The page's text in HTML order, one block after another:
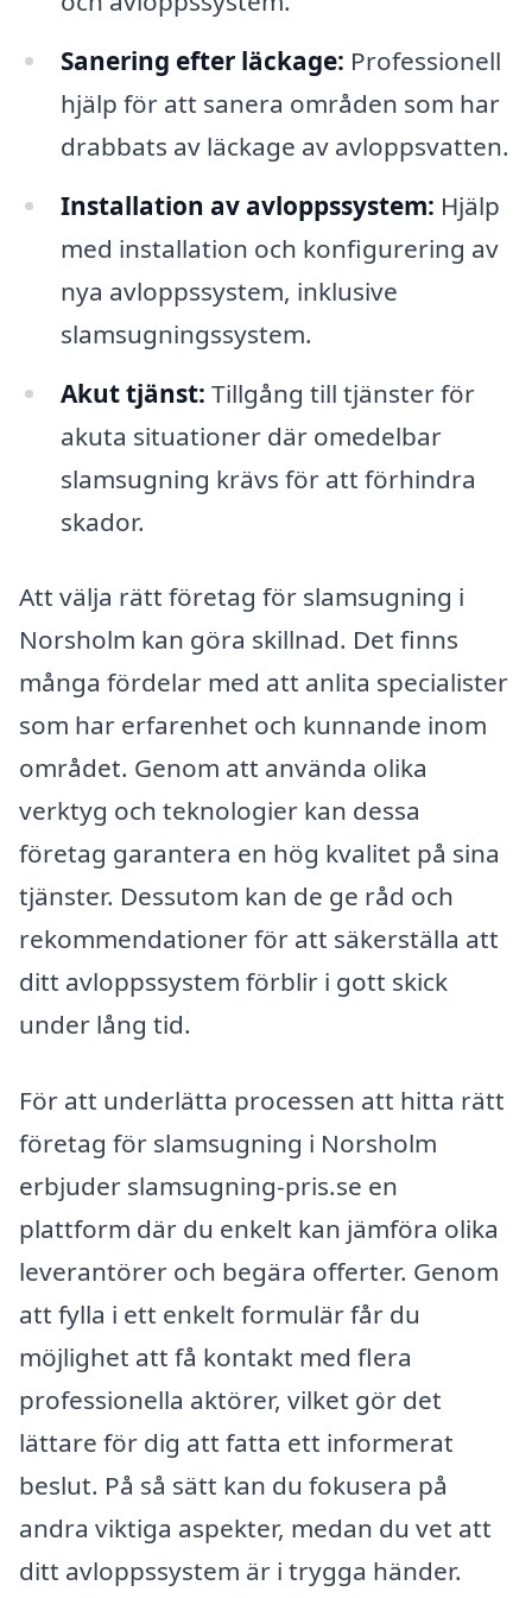
Sanering efter läckage: Professionell
hjälp för att sanera områden som har
drabbats av läckage av avloppsvatten.
Installation av avloppssystem: Hjälp
med installation och konfigurering av
nya avloppssystem, inklusive
slamsugningssystem.
Akut tjänst: Tillgång till tjänster för
akuta situationer där omedelbar
slamsugning krävs för att förhindra
skador.
Att välja rätt företag för slamsugning i
Norsholm kan göra skillnad. Det finns
många fördelar med att anlita specialister
som har erfarenhet och kunnande inom
området. Genom att använda olika
verktyg och teknologier kan dessa
företag garantera en hög kvalitet på sina
tjänster. Dessutom kan de ge råd och
rekommendationer för att säkerställa att
ditt avloppssystem förblir i gott skick
under lång tid.
För att underlätta processen att hitta rätt
företag för slamsugning i Norsholm
erbjuder slamsugning-pris.se en
plattform där du enkelt kan jämföra olika
leverantörer och begära offerter. Genom
att fylla i ett enkelt formulär får du
möjlighet att få kontakt med flera
professionella aktörer, vilket gör det
lättare för dig att fatta ett informerat
beslut. På så sätt kan du fokusera på
andra viktiga aspekter, medan du vet att
ditt avloppssystem är i trygga händer.